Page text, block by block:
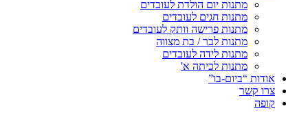
מתנות יום הולדת לעובדים
מתנות חגים לעובדים
מתנות פרישה וותק לעובדים
מתנות לבר / בת מצווה
מתנות לידה לעובדים
מתנות לכיתה א'
אודות “ביום-בו”
צרו קשר
קופה